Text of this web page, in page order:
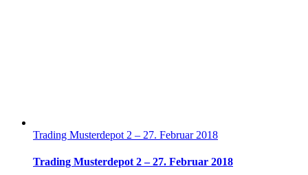
Trading Musterdepot 2 – 27. Februar 2018
Trading Musterdepot 2 – 27. Februar 2018